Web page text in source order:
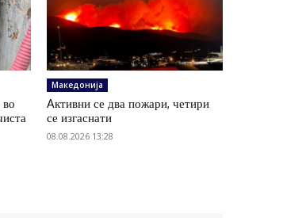
Македонија
Aктивни се два пожари, четири
се изгаснати
08.08.2026 13:28